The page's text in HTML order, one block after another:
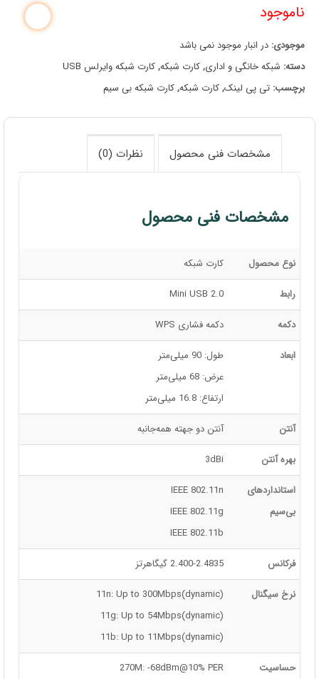
ناموجود
موجودی: در انبار موجود نمی باشد
دسته: شبکه خانگی و اداری,کارت شبکه,کارت شبکه وایرلس USB
برچسب: تی پی لینک,کارت شبکه,کارت شبکه بی سیم
مشخصات فنی محصول نظرات (0)
مشخصات فنی محصول
نوع محصول کارت شبکه
رابط‌ Mini USB 2.0
دکمه دکمه فشاری WPS
ابعاد
طول: 90 میلی‌متر
عرض: 68 میلی‌متر
ارتفاع: 16.8 میلی‌متر
آنتن آنتن دو جهته همه‌جانبه
بهره آنتن 3dBi
استانداردهای
بی‌سیم
IEEE 802.11n
IEEE 802.11g
IEEE 802.11b
فرکانس 2.400-2.4835 گیگاهرتز
نرخ سیگنال
11n: Up to 300Mbps(dynamic)
11g: Up to 54Mbps(dynamic)
11b: Up to 11Mbps(dynamic)
حساسیت
270M: -68dBm@10% PER